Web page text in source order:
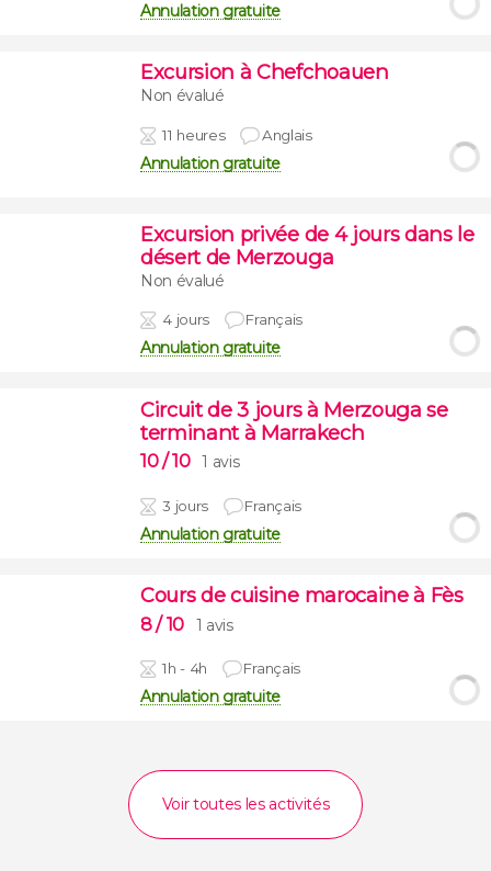
Annulation gratuite
Excursion à Chefchoauen
Non évalué
11 heures Anglais
Annulation gratuite
Excursion privée de 4 jours dans le
désert de Merzouga
Non évalué
4 jours Français
Annulation gratuite
Circuit de 3 jours à Merzouga se
terminant à Marrakech
10/ 10 1 avis
3 jours Français
Annulation gratuite
Cours de cuisine marocaine à Fès
8/ 10 1 avis
1h - 4h Français
Annulation gratuite
Voir toutes les activités